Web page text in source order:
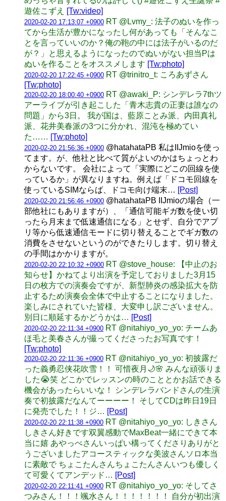
遊佐こずえ
[Tw:video]
2020-02-20 17:13:07 +0900 RT @Lvmy_: 法子のぬいを作っ
てから生活が豊かになったし何があっても「そんなこ
とを言っていいのか？俺の鞄の中には法子がいるのだ
が？」と思えるようになったのでぬいがない担当Pは
ぬいを作ることをオススメします [Tw:photo]
2020-02-20 17:22:45 +0900 RT @trinitro_t: ころあずさん
[Tw:photo]
2020-02-20 18:00:40 +0900 RT @awaki_P: シンデレラ7thツ
アーライブが引き起こした「青木志貴の正妻は誰なの
問題」から3日。 我が国は、藍原ことみ派、内田真礼
派、花井美春派の3つに分かれ、混沌を極めてい
た…… [Tw:photo]
2020-02-20 21:56:36 +0900 @hatahataPB 私はIIJmioを使っ
てます。が、他社と比べて質がよいのかはちょっとわ
からないです。 会社によって「実際にどこの回線を使
っているか」が異なりますね。例えば「ドコモ回線を
使っているSIMならば、ドコモ向け端末… [Post]
2020-02-20 21:56:46 +0900 @hatahataPB IIJmioの場合（一
部他社にもありますが）、「通信可能ギガ数を使い切
ったら月末まで低速通信になる」とせず、自分でアプ
リ等から低速通信モードに切り替えることでギガ数の
消費をさせないというのができたりします。切り替え
の手間はかかりますが。
2020-02-20 22:10:32 +0900 RT @stove_house: 【中止のお
知らせ】かねてより出演を予定しておりました3月15
日の枚方での演奏会ですが、新型肺炎の感染拡大を防
止するため演奏会全体で中止することになりました。
楽しみにされていた皆様、大変申し訳ございません。
別日に順延するかどうかは… [Post]
2020-02-20 22:11:34 +0900 RT @nitahiyo_yo_yo: チームあ
ほ毛と美春さんが撮ってくださったお写真です！
[Tw:photo]
2020-02-20 22:11:36 +0900 RT @nitahiyo_yo_yo: 初披露だ
った義勇忍侠花吹雪！！ 可惜夜月🌙🌸 みんな頑張りま
した😭笑 どこかでレッスンの時のこととかお話できる
機会があったらいいな！ シンデレラバンドさんの生演
奏で初披露だなんてーーーー！ そしてCDは昨日19日
に発売でした！！ジ… [Post]
2020-02-20 22:11:38 +0900 RT @nitahiyo_yo_yo: しきさん
しきさん好きです双翼感動でMaxBeat一緒にできて本
当に嬉 あやっぺさんいっぱい構ってくださりありがと
うございましたアコースティックな美波さんソロ本当
に素敵で ちょこたんさんちょこたんさんいつも優しく
て可愛くてアンデッド… [Post]
2020-02-20 22:11:41 +0900 RT @nitahiyo_yo_yo: そしてさ
つみさん！！！颯水さん！！！！！！！ 自分が初出演